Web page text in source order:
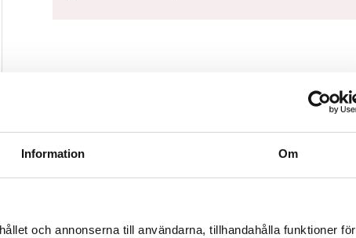
Information Om
och annonserna till användarna, tillhandahålla funktioner för